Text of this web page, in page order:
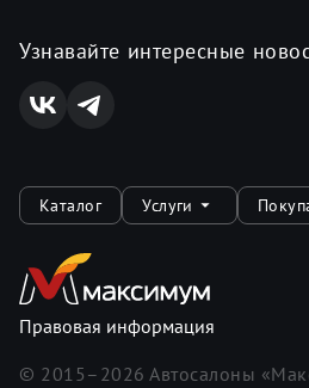
Узнавайте интересные
Каталог Услуги
Правовая информация
© 2015– 2026 Автосалоны